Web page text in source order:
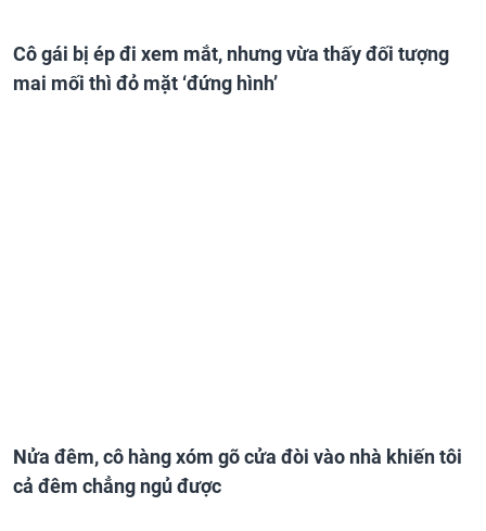
Cô gái bị ép đi xem mắt, nhưng vừa thấy đối tượng
mai mối thì đỏ mặt ‘đứng hình’
Nửa đêm, cô hàng xóm gõ cửa đòi vào nhà khiến tôi
cả đêm chẳng ngủ được